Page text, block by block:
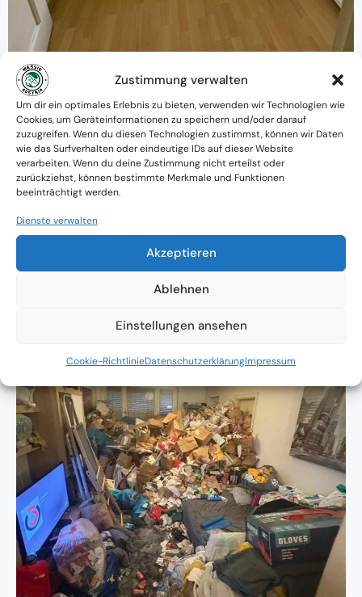
Zustimmung verwalten
Um dir ein optimales Erlebnis zu bieten, verwenden wir Technologien wie
Cookies, um Geräteinformationen zu speichern und/oder darauf
zuzugreifen. Wenn du diesen Technologien zustimmst, können wir Daten
wie das Surfverhalten oder eindeutige IDs auf dieser Website
verarbeiten. Wenn du deine Zustimmung nicht erteilst oder
zurückziehst, können bestimmte Merkmale und Funktionen
beeinträchtigt werden.
Dienste verwalten
Akzeptieren
Ablehnen
Einstellungen ansehen
Cookie-RichtlinieDatenschutzerklärungImpressum
Warum MessieAustria ?
Ein Team mit psychologischem
Verständnis und praktischem Know-how
Verfügbarkeit: Österreichweit
Absolute Diskretion & keine
Zusammenarbeit mit Ämtern ohne